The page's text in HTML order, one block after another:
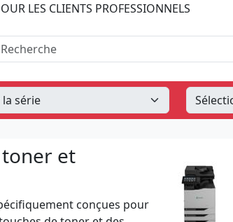
LES CLIENTS PROFESSIONNELS
toner et
conçues pour